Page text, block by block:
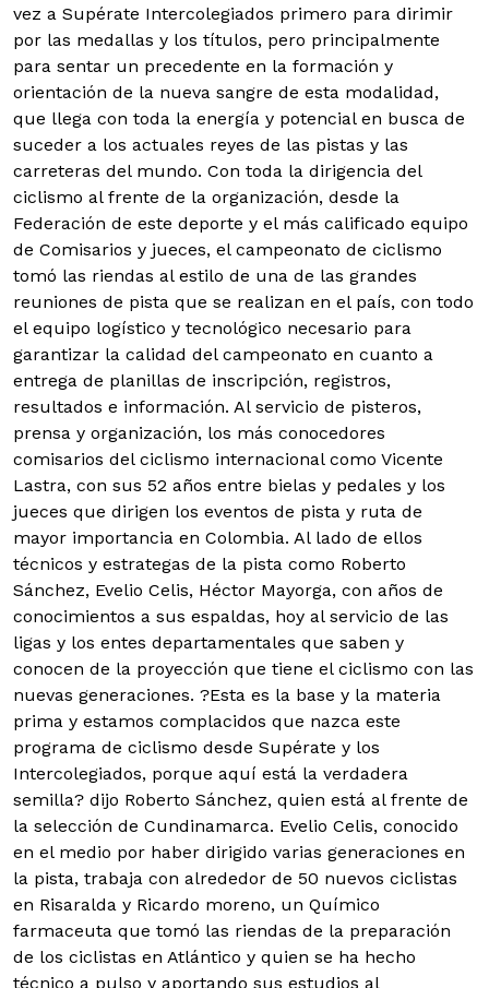
vez a Supérate Intercolegiados primero para dirimir
por las medallas y los títulos, pero principalmente
para sentar un precedente en la formación y
orientación de la nueva sangre de esta modalidad,
que llega con toda la energía y potencial en busca de
suceder a los actuales reyes de las pistas y las
carreteras del mundo. Con toda la dirigencia del
ciclismo al frente de la organización, desde la
Federación de este deporte y el más calificado equipo
de Comisarios y jueces, el campeonato de ciclismo
tomó las riendas al estilo de una de las grandes
reuniones de pista que se realizan en el país, con todo
el equipo logístico y tecnológico necesario para
garantizar la calidad del campeonato en cuanto a
entrega de planillas de inscripción, registros,
resultados e información. Al servicio de pisteros,
prensa y organización, los más conocedores
comisarios del ciclismo internacional como Vicente
Lastra, con sus 52 años entre bielas y pedales y los
jueces que dirigen los eventos de pista y ruta de
mayor importancia en Colombia. Al lado de ellos
técnicos y estrategas de la pista como Roberto
Sánchez, Evelio Celis, Héctor Mayorga, con años de
conocimientos a sus espaldas, hoy al servicio de las
ligas y los entes departamentales que saben y
conocen de la proyección que tiene el ciclismo con las
nuevas generaciones. ?Esta es la base y la materia
prima y estamos complacidos que nazca este
programa de ciclismo desde Supérate y los
Intercolegiados, porque aquí está la verdadera
semilla? dijo Roberto Sánchez, quien está al frente de
la selección de Cundinamarca. Evelio Celis, conocido
en el medio por haber dirigido varias generaciones en
la pista, trabaja con alrededor de 50 nuevos ciclistas
en Risaralda y Ricardo moreno, un Químico
farmaceuta que tomó las riendas de la preparación
de los ciclistas en Atlántico y quien se ha hecho
técnico a pulso y aportando sus estudios al